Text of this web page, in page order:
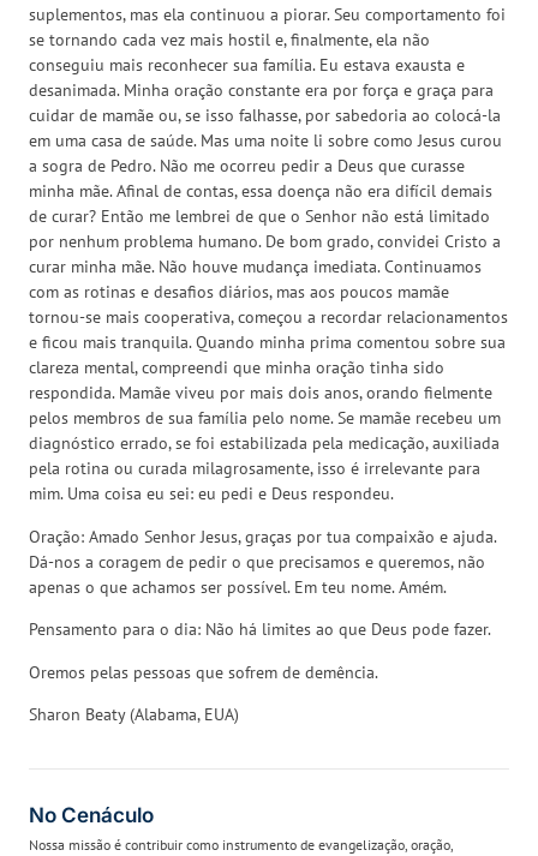
suplementos, mas ela continuou a piorar. Seu comportamento foi
se tornando cada vez mais hostil e, finalmente, ela não
conseguiu mais reconhecer sua família. Eu estava exausta e
desanimada. Minha oração constante era por força e graça para
cuidar de mamãe ou, se isso falhasse, por sabedoria ao colocá-la
em uma casa de saúde. Mas uma noite li sobre como Jesus curou
a sogra de Pedro. Não me ocorreu pedir a Deus que curasse
minha mãe. Afinal de contas, essa doença não era difícil demais
de curar? Então me lembrei de que o Senhor não está limitado
por nenhum problema humano. De bom grado, convidei Cristo a
curar minha mãe. Não houve mudança imediata. Continuamos
com as rotinas e desafios diários, mas aos poucos mamãe
tornou-se mais cooperativa, começou a recordar relacionamentos
e ficou mais tranquila. Quando minha prima comentou sobre sua
clareza mental, compreendi que minha oração tinha sido
respondida. Mamãe viveu por mais dois anos, orando fielmente
pelos membros de sua família pelo nome. Se mamãe recebeu um
diagnóstico errado, se foi estabilizada pela medicação, auxiliada
pela rotina ou curada milagrosamente, isso é irrelevante para
mim. Uma coisa eu sei: eu pedi e Deus respondeu.
Oração: Amado Senhor Jesus, graças por tua compaixão e ajuda.
Dá-nos a coragem de pedir o que precisamos e queremos, não
apenas o que achamos ser possível. Em teu nome. Amém.
Pensamento para o dia: Não há limites ao que Deus pode fazer.
Oremos pelas pessoas que sofrem de demência.
Sharon Beaty (Alabama, EUA)
No Cenáculo
Nossa missão é contribuir como instrumento de evangelização, oração,